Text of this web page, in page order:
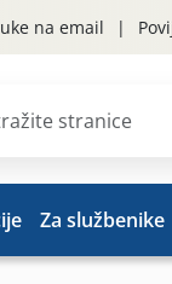
na email
Za službenike